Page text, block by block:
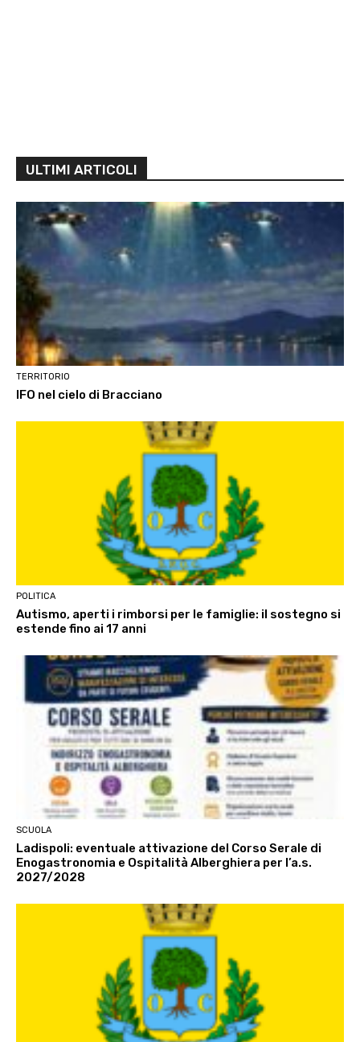
ULTIMI ARTICOLI
TERRITORIO
IFO nel cielo di Bracciano
POLITICA
Autismo, aperti i rimborsi per le famiglie: il sostegno si
estende fino ai 17 anni
SCUOLA
Ladispoli: eventuale attivazione del Corso Serale di
Enogastronomia e Ospitalità Alberghiera per l’a.s.
2027/2028